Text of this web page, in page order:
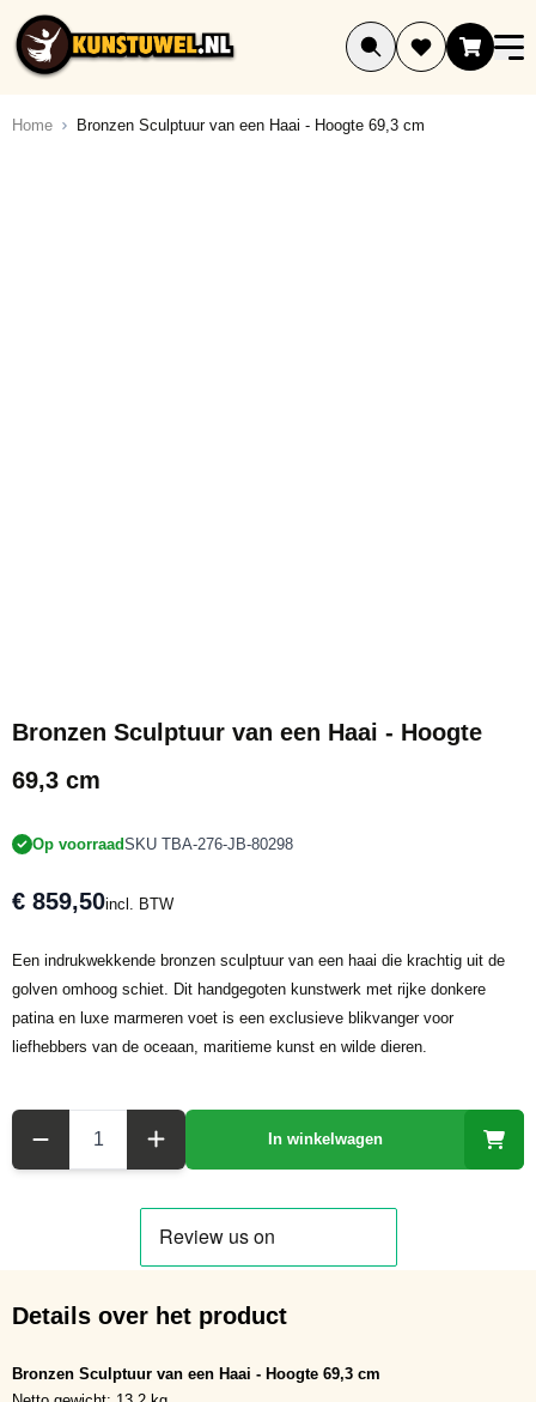
Ga naar de inhoud
Home Bronzen Sculptuur van een Haai - Hoogte 69,3 cm
Bronzen Sculptuur van een Haai - Hoogte
69,3 cm
Op voorraadSKU TBA-276-JB-80298
€ 859,50incl. BTW
Een indrukwekkende bronzen sculptuur van een haai die krachtig uit de
golven omhoog schiet. Dit handgegoten kunstwerk met rijke donkere
patina en luxe marmeren voet is een exclusieve blikvanger voor
liefhebbers van de oceaan, maritieme kunst en wilde dieren.
In winkelwagen
Details over het product
Bronzen Sculptuur van een Haai - Hoogte 69,3 cm